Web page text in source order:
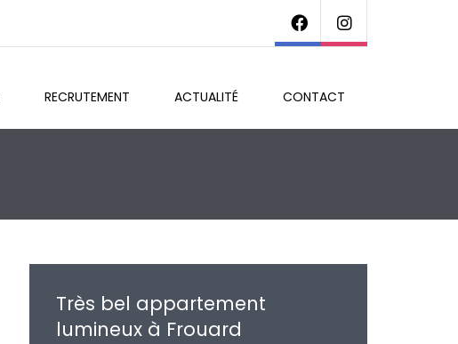
RECRUTEMENT ACTUALITÉ CONTACT
Très bel appartement
lumineux à Frouard